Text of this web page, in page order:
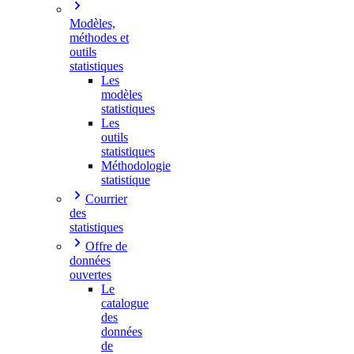
Modèles,
méthodes et
outils
statistiques
Les
modèles
statistiques
Les
outils
statistiques
Méthodologie
statistique
Courrier
des
statistiques
Offre de
données
ouvertes
Le
catalogue
des
données
de